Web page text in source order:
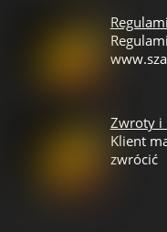
Zwroty i
Klient
zwrócić